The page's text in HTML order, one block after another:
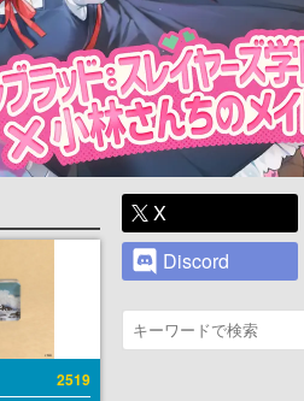
2519
X
Discord